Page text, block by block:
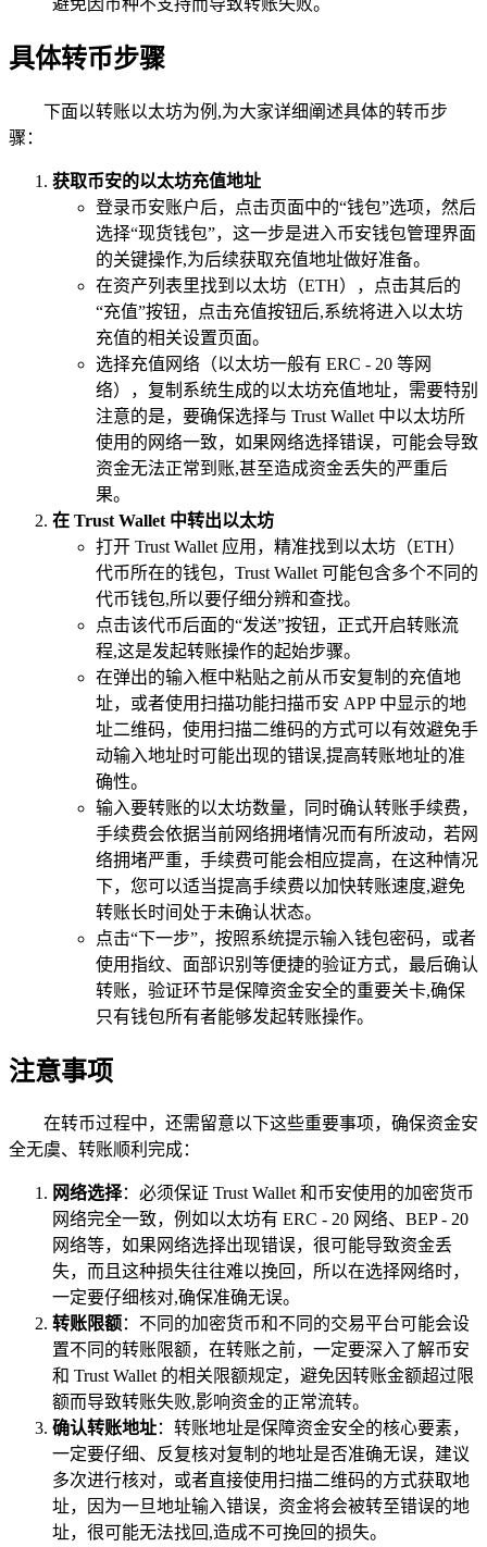
具体转币步骤
下面以转账以太坊为例,为大家详细阐述具体的转币步
骤：
获取币安的以太坊充值地址
登录币安账户后，点击页面中的“钱包”选项，然后
选择“现货钱包”，这一步是进入币安钱包管理界面
的关键操作,为后续获取充值地址做好准备。
在资产列表里找到以太坊（ETH），点击其后的
“充值”按钮，点击充值按钮后,系统将进入以太坊
充值的相关设置页面。
选择充值网络（以太坊一般有 ERC - 20 等网
络），复制系统生成的以太坊充值地址，需要特别
注意的是，要确保选择与 Trust Wallet 中以太坊所
使用的网络一致，如果网络选择错误，可能会导致
资金无法正常到账,甚至造成资金丢失的严重后
果。
在 Trust Wallet 中转出以太坊
打开 Trust Wallet 应用，精准找到以太坊（ETH）
代币所在的钱包，Trust Wallet 可能包含多个不同的
代币钱包,所以要仔细分辨和查找。
点击该代币后面的“发送”按钮，正式开启转账流
程,这是发起转账操作的起始步骤。
在弹出的输入框中粘贴之前从币安复制的充值地
址，或者使用扫描功能扫描币安 APP 中显示的地
址二维码，使用扫描二维码的方式可以有效避免手
动输入地址时可能出现的错误,提高转账地址的准
确性。
输入要转账的以太坊数量，同时确认转账手续费，
手续费会依据当前网络拥堵情况而有所波动，若网
络拥堵严重，手续费可能会相应提高，在这种情况
下，您可以适当提高手续费以加快转账速度,避免
转账长时间处于未确认状态。
点击“下一步”，按照系统提示输入钱包密码，或者
使用指纹、面部识别等便捷的验证方式，最后确认
转账，验证环节是保障资金安全的重要关卡,确保
只有钱包所有者能够发起转账操作。
注意事项
在转币过程中，还需留意以下这些重要事项，确保资金安
全无虞、转账顺利完成：
网络选择：必须保证 Trust Wallet 和币安使用的加密货币
网络完全一致，例如以太坊有 ERC - 20 网络、BEP - 20
网络等，如果网络选择出现错误，很可能导致资金丢
失，而且这种损失往往难以挽回，所以在选择网络时，
一定要仔细核对,确保准确无误。
转账限额：不同的加密货币和不同的交易平台可能会设
置不同的转账限额，在转账之前，一定要深入了解币安
和 Trust Wallet 的相关限额规定，避免因转账金额超过限
额而导致转账失败,影响资金的正常流转。
确认转账地址：转账地址是保障资金安全的核心要素，
一定要仔细、反复核对复制的地址是否准确无误，建议
多次进行核对，或者直接使用扫描二维码的方式获取地
址，因为一旦地址输入错误，资金将会被转至错误的地
址，很可能无法找回,造成不可挽回的损失。